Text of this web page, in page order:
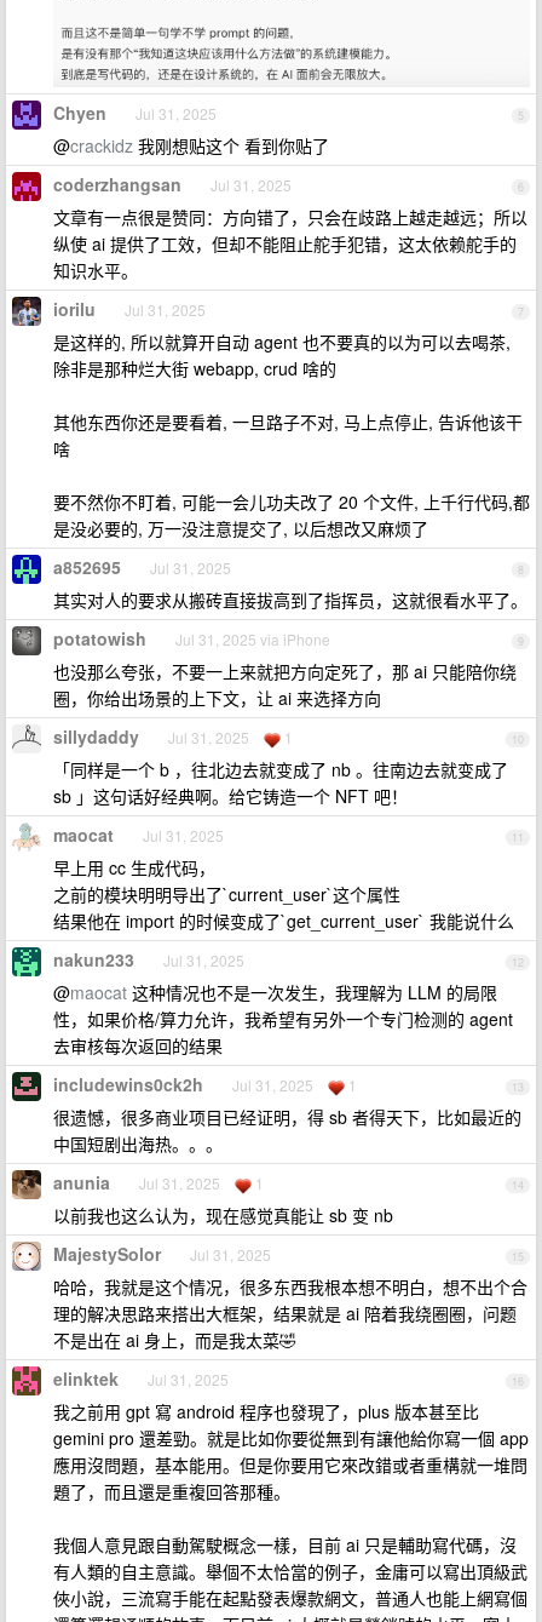
5
Chyen Jul 31, 2025
@crackidz 我刚想贴这个 看到你贴了
6
coderzhangsan Jul 31, 2025
文章有一点很是赞同：方向错了，只会在歧路上越走越远；所以
纵使 ai 提供了工效，但却不能阻止舵手犯错，这太依赖舵手的
知识水平。
7
iorilu Jul 31, 2025
是这样的, 所以就算开自动 agent 也不要真的以为可以去喝茶,
除非是那种烂大街 webapp, crud 啥的
其他东西你还是要看着, 一旦路子不对, 马上点停止, 告诉他该干
啥
要不然你不盯着, 可能一会儿功夫改了 20 个文件, 上千行代码,都
是没必要的, 万一没注意提交了, 以后想改又麻烦了
8
a852695 Jul 31, 2025
其实对人的要求从搬砖直接拔高到了指挥员，这就很看水平了。
9
potatowish Jul 31, 2025 via iPhone
也没那么夸张，不要一上来就把方向定死了，那 ai 只能陪你绕
圈，你给出场景的上下文，让 ai 来选择方向
10
sillydaddy Jul 31, 2025 1
「同样是一个 b ，往北边去就变成了 nb 。往南边去就变成了
sb 」这句话好经典啊。给它铸造一个 NFT 吧！
11
maocat Jul 31, 2025
早上用 cc 生成代码，
之前的模块明明导出了`current_user`这个属性
结果他在 import 的时候变成了`get_current_user` 我能说什么
12
nakun233 Jul 31, 2025
@maocat 这种情况也不是一次发生，我理解为 LLM 的局限
性，如果价格/算力允许，我希望有另外一个专门检测的 agent
去审核每次返回的结果
13
includewins0ck2h Jul 31, 2025 1
很遗憾，很多商业项目已经证明，得 sb 者得天下，比如最近的
中国短剧出海热。。。
14
anunia Jul 31, 2025 1
以前我也这么认为，现在感觉真能让 sb 变 nb
15
MajestySolor Jul 31, 2025
哈哈，我就是这个情况，很多东西我根本想不明白，想不出个合
理的解决思路来搭出大框架，结果就是 ai 陪着我绕圈圈，问题
不是出在 ai 身上，而是我太菜🤣
16
elinktek Jul 31, 2025
我之前用 gpt 寫 android 程序也發現了，plus 版本甚至比
gemini pro 還差勁。就是比如你要從無到有讓他給你寫一個 app
應用沒問題，基本能用。但是你要用它來改錯或者重構就一堆問
題了，而且還是重複回答那種。
我個人意見跟自動駕駛概念一樣，目前 ai 只是輔助寫代碼，沒
有人類的自主意識。舉個不太恰當的例子，金庸可以寫出頂級武
俠小說，三流寫手能在起點發表爆款網文，普通人也能上網寫個